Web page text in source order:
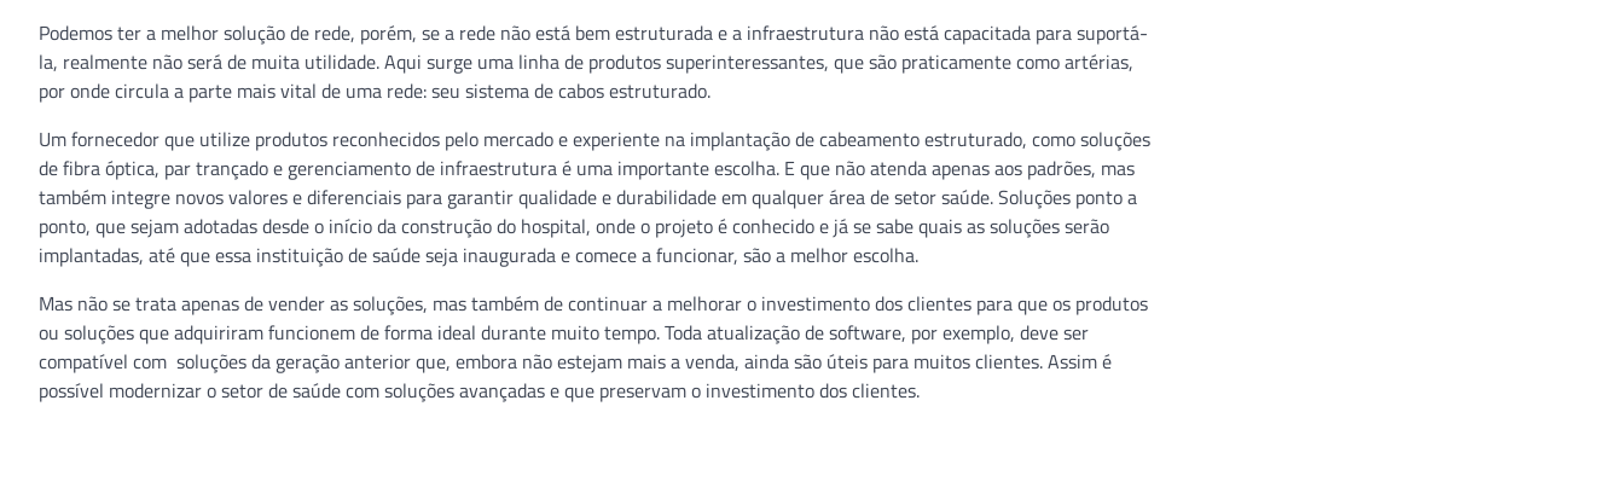
Podemos ter a melhor solução de rede, porém, se a rede não está bem estruturada e a infraestrutura não está capacitada para suportá-
la, realmente não será de muita utilidade. Aqui surge uma linha de produtos superinteressantes, que são praticamente como artérias,
por onde circula a parte mais vital de uma rede: seu sistema de cabos estruturado.
Um fornecedor que utilize produtos reconhecidos pelo mercado e experiente na implantação de cabeamento estruturado, como soluções
de fibra óptica, par trançado e gerenciamento de infraestrutura é uma importante escolha. E que não atenda apenas aos padrões, mas
também integre novos valores e diferenciais para garantir qualidade e durabilidade em qualquer área de setor saúde. Soluções ponto a
ponto, que sejam adotadas desde o início da construção do hospital, onde o projeto é conhecido e já se sabe quais as soluções serão
implantadas, até que essa instituição de saúde seja inaugurada e comece a funcionar, são a melhor escolha.
Mas não se trata apenas de vender as soluções, mas também de continuar a melhorar o investimento dos clientes para que os produtos
ou soluções que adquiriram funcionem de forma ideal durante muito tempo. Toda atualização de software, por exemplo, deve ser
compatível com soluções da geração anterior que, embora não estejam mais a venda, ainda são úteis para muitos clientes. Assim é
possível modernizar o setor de saúde com soluções avançadas e que preservam o investimento dos clientes.